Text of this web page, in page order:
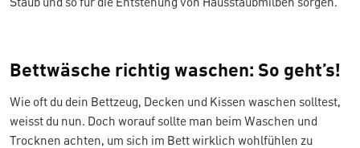
Staub und so für die Entstehung von Hausstaubmilben sorgen.
Bettwäsche richtig waschen: So geht’s!
Wie oft du dein Bettzeug, Decken und Kissen waschen solltest,
weisst du nun. Doch worauf sollte man beim Waschen und
Trocknen achten, um sich im Bett wirklich wohlfühlen zu